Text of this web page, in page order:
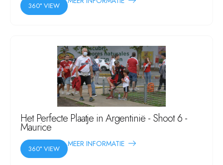
360° VIEW
Het Perfecte Plaatje in Argentinië - Shoot 6 -
Maurice
360° VIEW
MEER INFORMATIE